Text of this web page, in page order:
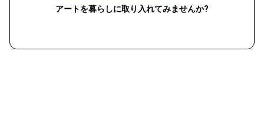
アートを暮らしに取り入れてみませんか?